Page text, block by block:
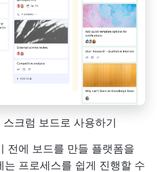
크럼 보드로 사용하기
전에 보드를 만들 플랫폼을
는 프로세스를 쉽게 진행할 수